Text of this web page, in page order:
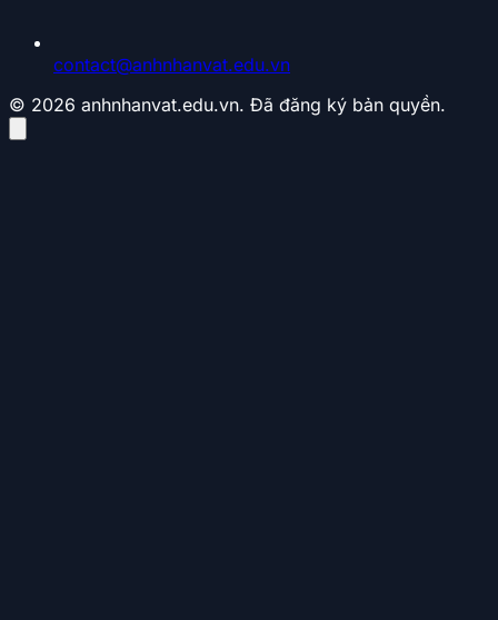
contact@anhnhanvat.edu.vn
© 2026 anhnhanvat.edu.vn. Đã đăng ký bản quyền.